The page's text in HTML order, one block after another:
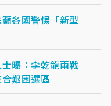
各國警惕「新型
士曝：李乾龍兩戰
艱困選區